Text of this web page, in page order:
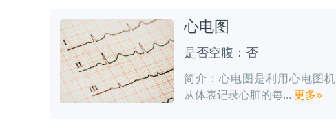
心电图
是否空腹：否
简介：心电图是利用心电图机
从体表记录心脏的每... 更多»